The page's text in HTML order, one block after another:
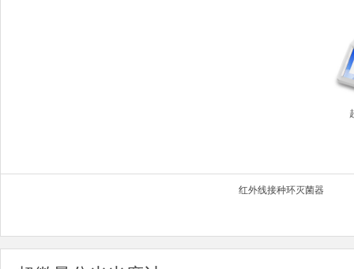
红外线接种环灭菌器